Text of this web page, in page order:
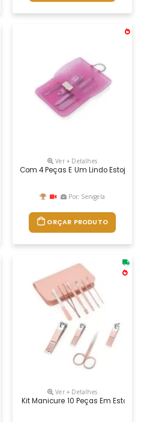
Personalizado
Ver + Detalhes
Com 4 Peças E Um Lindo Estojo
Por: Servgela
ORÇAR PRODUTO
6 Pgs
Ver + Detalhes
Kit Manicure 10 Peças Em Estojo